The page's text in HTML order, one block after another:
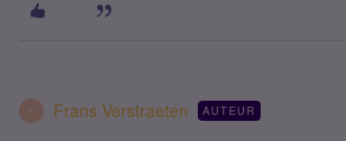
F Frans Verstraeten AUTEUR